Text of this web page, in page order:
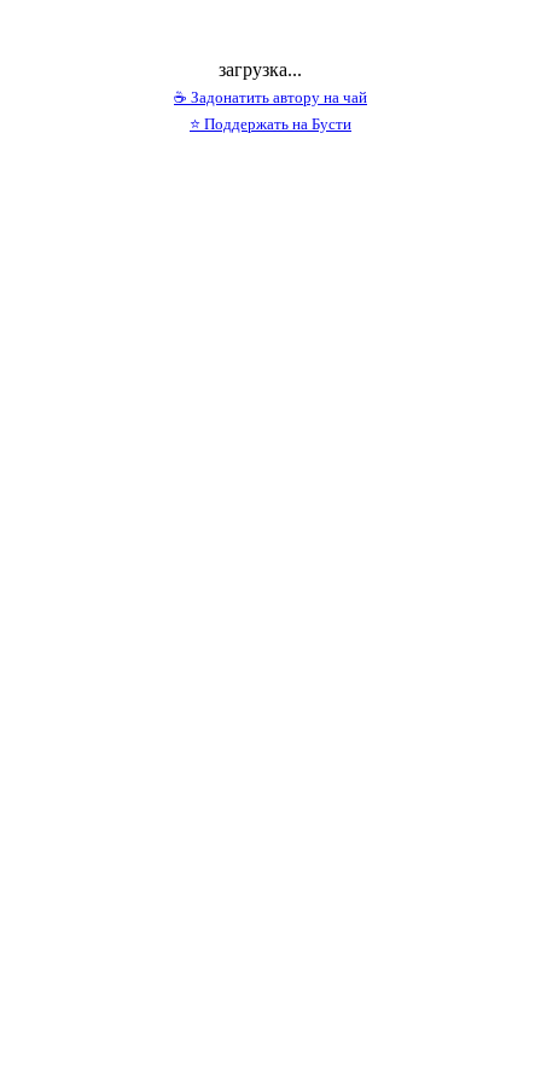
загрузка...
☕ Задонатить автору на чай
⭐ Поддержать на Бусти